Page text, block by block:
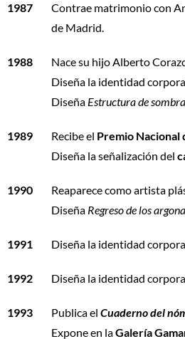
1987
1988
1989
1990
1991
1992
1993
Contrae matrimonio con
de Madrid.
Nace su hijo Alberto
Diseña la identidad
Diseña Estructura de sombra
Recibe el Premio Nacional
Diseña la señalización del
Reaparece como artista
Diseña Regreso de los
Diseña la identidad
Diseña la identidad
Publica el Cuaderno del
Expone en laGalería